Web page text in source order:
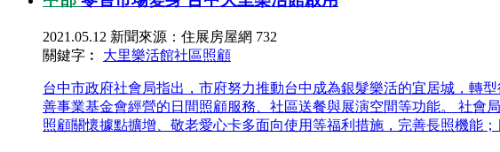
2021.05.12 新聞來源：住展房屋網 732
關鍵字︰ 大里樂活館社區照顧
台中市政府社會局指出，市府努力推動台中成為銀髮樂活的宜居城，轉
善事業基金會經營的日間照顧服務、社區送餐與展演空間等功能。 社會
照顧關懷據點擴增、敬老愛心卡多面向使用等福利措施，完善長照機能